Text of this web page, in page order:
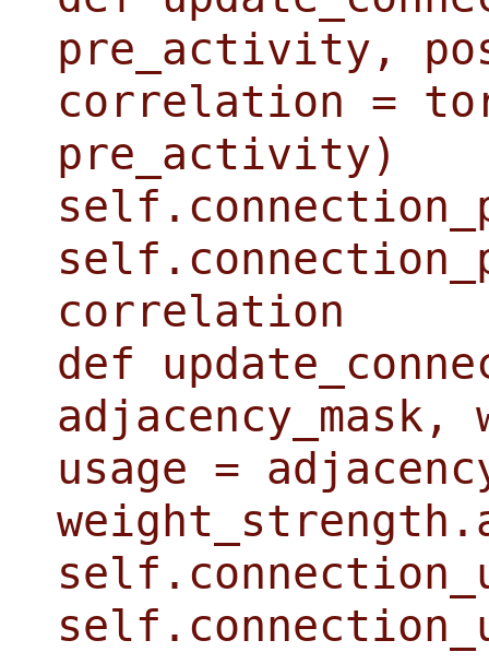
pre_activity,
correlation =
pre_activity)
correlation
def
usage =